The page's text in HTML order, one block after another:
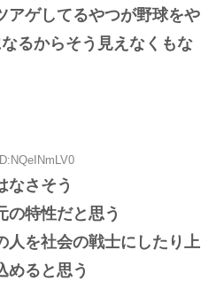
アゲしてるやつが野球をや
るからそう見えなくもな
なさそう
の特性だと思う
人を社会の戦士にしたり上
めると思う